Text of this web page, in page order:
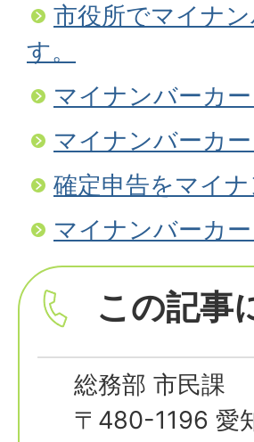
市役所でマイナ
す。
マイナンバーカ
マイナンバーカ
確定申告をマイ
マイナンバーカ
この記事
総務部 市民課
〒480-1196 愛